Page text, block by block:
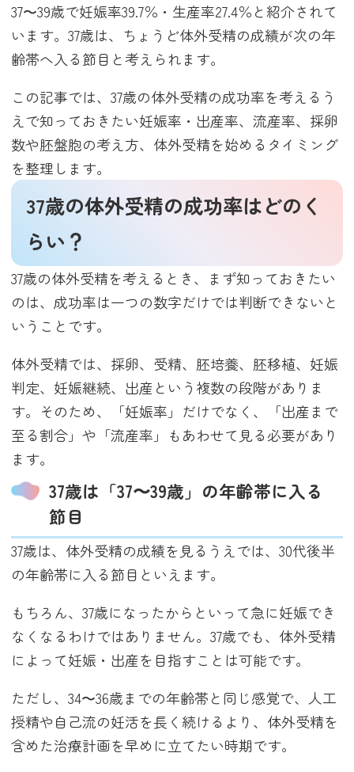
37〜39歳で妊娠率39.7％・生産率27.4％と紹介されて
います。37歳は、ちょうど体外受精の成績が次の年
齢帯へ入る節目と考えられます。
この記事では、37歳の体外受精の成功率を考えるう
えで知っておきたい妊娠率・出産率、流産率、採卵
数や胚盤胞の考え方、体外受精を始めるタイミング
を整理します。
37歳の体外受精の成功率はどのく
らい？
37歳の体外受精を考えるとき、まず知っておきたい
のは、成功率は一つの数字だけでは判断できないと
いうことです。
体外受精では、採卵、受精、胚培養、胚移植、妊娠
判定、妊娠継続、出産という複数の段階がありま
す。そのため、「妊娠率」だけでなく、「出産まで
至る割合」や「流産率」もあわせて見る必要があり
ます。
37歳は「37〜39歳」の年齢帯に入る
節目
37歳は、体外受精の成績を見るうえでは、30代後半
の年齢帯に入る節目といえます。
もちろん、37歳になったからといって急に妊娠でき
なくなるわけではありません。37歳でも、体外受精
によって妊娠・出産を目指すことは可能です。
ただし、34〜36歳までの年齢帯と同じ感覚で、人工
授精や自己流の妊活を長く続けるより、体外受精を
含めた治療計画を早めに立てたい時期です。